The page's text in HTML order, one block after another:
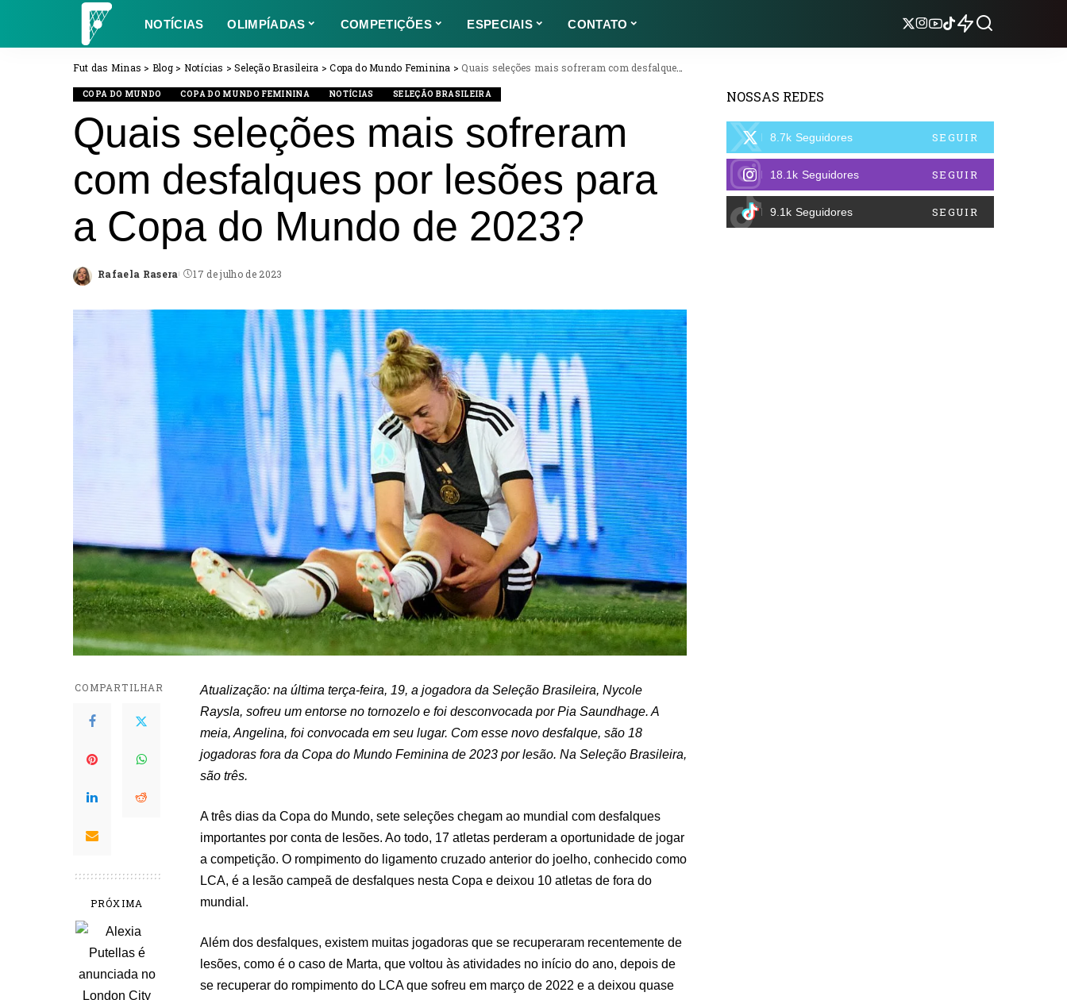
NOTÍCIAS OLIMPÍADAS COMPETIÇÕES ESPECIAIS CONTATO
Fut das Minas > Blog> Notícias >Seleção Brasileira >Copa do Mundo Feminina > Quais seleções mais sofreram com desfalques por lesões para a Copa do Mundo de 2023?
COPA DO MUNDO COPA DO MUNDO FEMININA NOTÍCIAS SELEÇÃO BRASILEIRA
Quais seleções mais sofreram
com desfalques por lesões para
a Copa do Mundo de 2023?
Posted
Rafaela Rasera 17 de julho de 2023
COMPARTILHAR
PRÓXIMA
Atualização: na última terça-feira, 19, a jogadora da Seleção Brasileira, Nycole
Raysla, sofreu um entorse no tornozelo e foi desconvocada por Pia Saundhage. A
meia, Angelina, foi convocada em seu lugar. Com esse novo desfalque, são 18
jogadoras fora da Copa do Mundo Feminina de 2023 por lesão. Na Seleção Brasileira,
são três.
A três dias da Copa do Mundo, sete seleções chegam ao mundial com desfalques
importantes por conta de lesões. Ao todo, 17 atletas perderam a oportunidade de jogar
a competição. O rompimento do ligamento cruzado anterior do joelho, conhecido como
LCA, é a lesão campeã de desfalques nesta Copa e deixou 10 atletas de fora do
mundial.
Além dos desfalques, existem muitas jogadoras que se recuperaram recentemente de
lesões, como é o caso de Marta, que voltou às atividades no início do ano, depois de
se recuperar do rompimento do LCA que sofreu em março de 2022 e a deixou quase
NOSSAS REDES
8.7k Seguidores SEGUIR
18.1k Seguidores SEGUIR
9.1k Seguidores SEGUIR